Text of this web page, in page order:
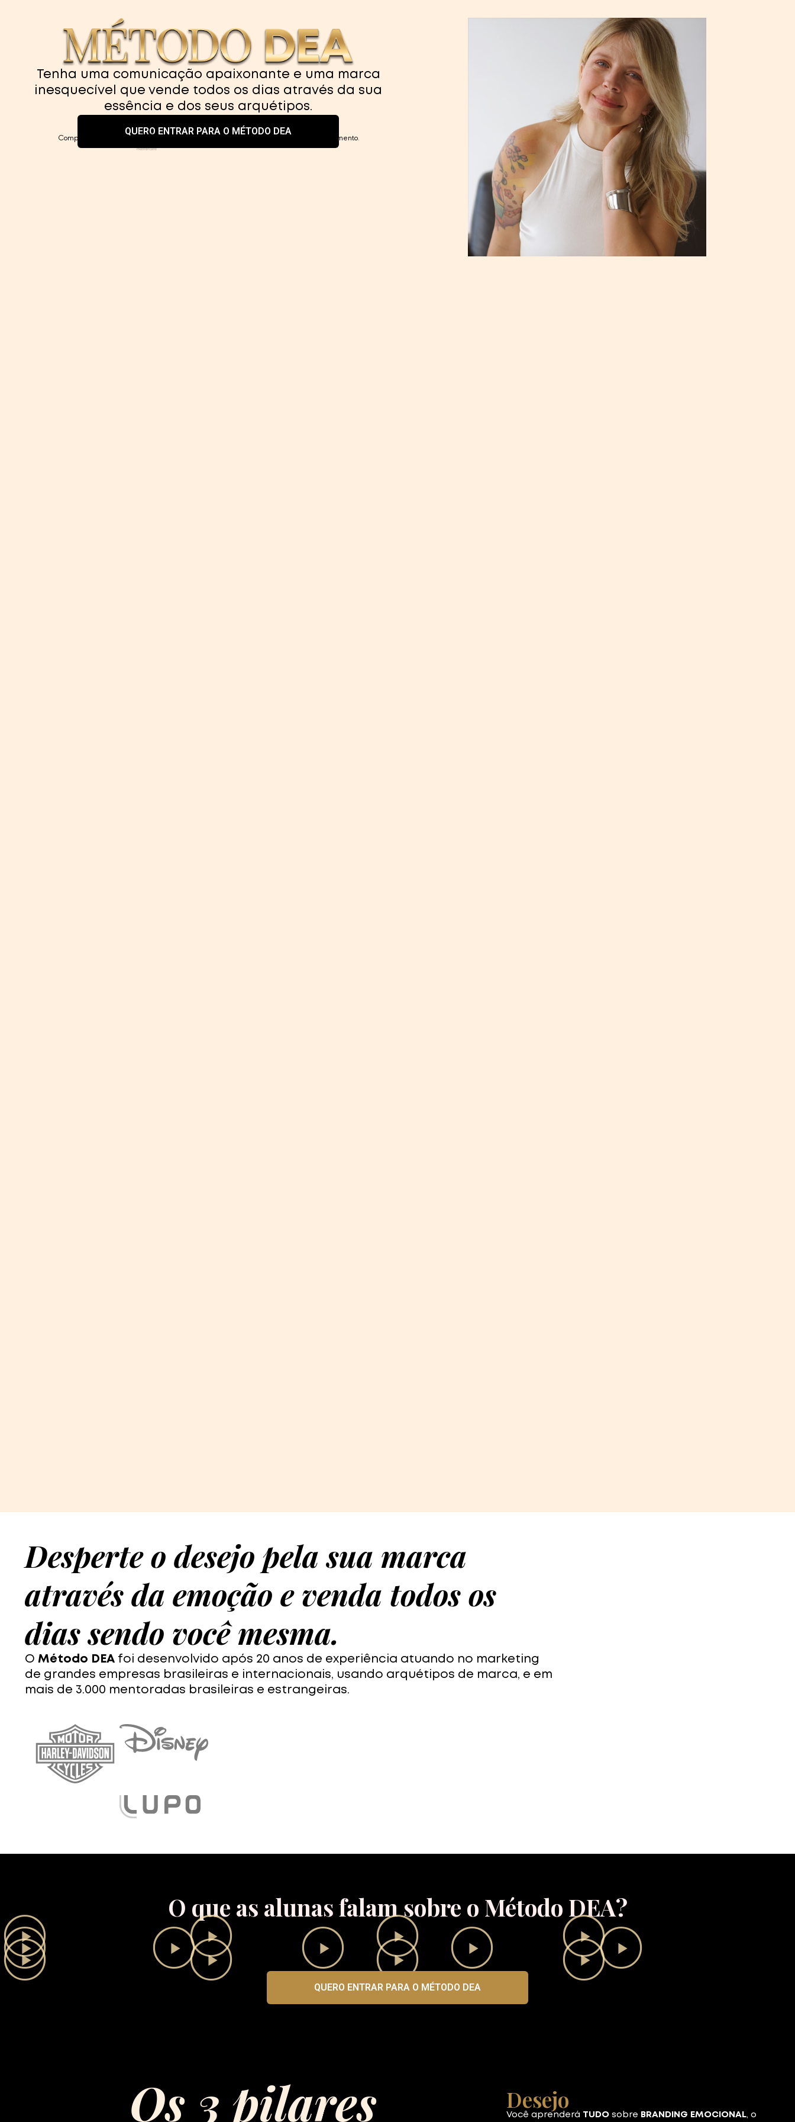
Tenha uma comunicação apaixonante e uma marca
inesquecível que vende todos os dias através da sua
essência e dos seus arquétipos.
QUERO ENTRAR PARA O MÉTODO DEA
Compra 100% segura! Receba seu acesso imediatamente após confirmação do pagamento.
Desperte o desejo pela sua marca
através da emoção e venda todos os
dias sendo você mesma.
O Método DEA foi desenvolvido após 20 anos de experiência atuando no marketing
de grandes empresas brasileiras e internacionais, usando arquétipos de marca, e em
mais de 3.000 mentoradas brasileiras e estrangeiras.
O que as alunas falam sobre o Método DEA?
QUERO ENTRAR PARA O MÉTODO DEA
Os 3 pilares Desejo
Você aprenderá TUDO sobre BRANDING EMOCIONAL, o